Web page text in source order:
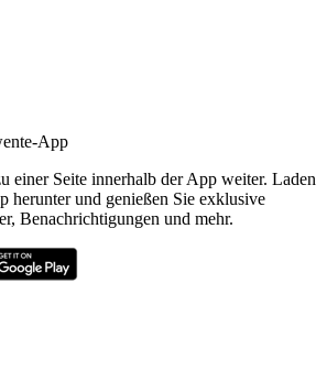
App
einer Seite innerhalb der App weiter. Laden
herunter und genießen Sie exklusive
Benachrichtigungen und mehr.